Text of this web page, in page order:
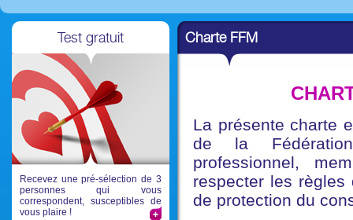
Test gratuit
Recevez une pré-sélection de 3
personnes qui vous
correspondent, susceptibles de
vous plaire !
Charte FFM
La présente charte
de la Fédération
professionnel,
respecter les
de protection du